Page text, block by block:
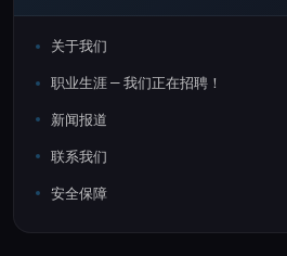
关于我们
职业生涯 — 我们正在招聘！
新闻报道
联系我们
安全保障